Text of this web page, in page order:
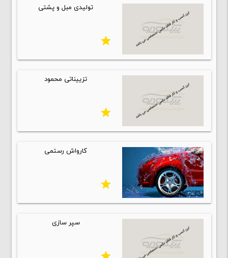
تولیدی مبل و پشتی
star
تزییناتی محمود
star
کارواش رستمی
star
سپر سازی